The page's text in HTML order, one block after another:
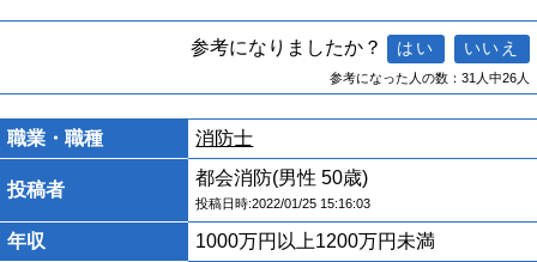
参考になりましたか？
参考になった人の数：31人中26人
職業・職種 消防士
投稿者
都会消防(男性 50歳)
投稿日時:2022/01/25 15:16:03
年収
1000万円以上1200万円未満